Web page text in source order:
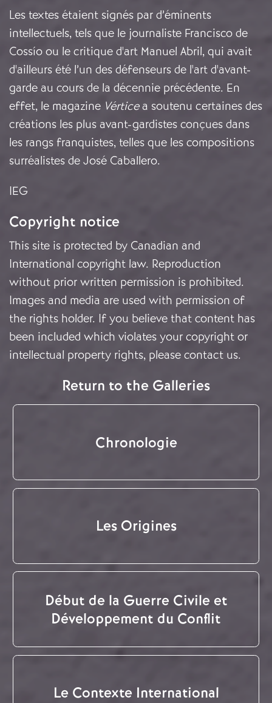
Les textes étaient signés par d’éminents
intellectuels, tels que le journaliste Francisco de
Cossío ou le critique d'art Manuel Abril, qui avait
d'ailleurs été l’un des défenseurs de l'art d'avant-
garde au cours de la décennie précédente. En
effet, le magazine Vérticea soutenu certaines des
créations les plus avant-gardistes conçues dans
les rangs franquistes, telles que les compositions
surréalistes de José Caballero.
IEG
Copyright notice
This site is protected by Canadian and
International copyright law. Reproduction
without prior written permission is prohibited.
Images and media are used with permission of
the rights holder. If you believe that content has
been included which violates your copyright or
intellectual property rights, please contact us.
Return to the Galleries
Chronologie
Les Origines
Début de la Guerre Civile et
Développement du Conflit
Le Contexte International